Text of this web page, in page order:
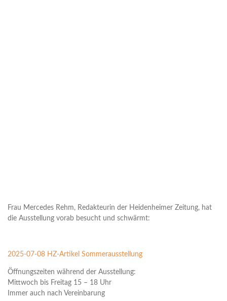
Frau Mercedes Rehm, Redakteurin der Heidenheimer Zeitung, hat
die Ausstellung vorab besucht und schwärmt:
2025-07-08 HZ-Artikel Sommerausstellung
Öffnungszeiten während der Ausstellung:
Mittwoch bis Freitag 15 – 18 Uhr
Immer auch nach Vereinbarung